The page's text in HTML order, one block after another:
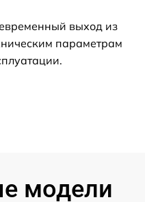
выход из
параметрам
модели